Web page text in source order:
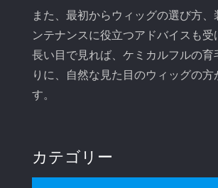
また、最初からウィッグの選び方、
ンテナンスに役立つアドバイスも受
長い目で見れば、ケミカルフルの育
りに、自然な見た目のウィッグの
す。
カテゴリー